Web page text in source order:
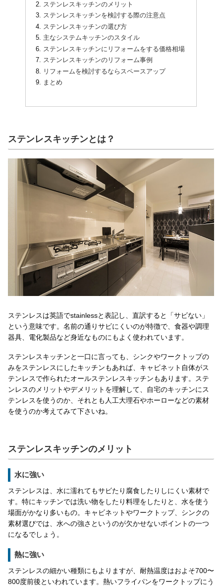
ステンレスキッチンのメリット
ステンレスキッチンを検討する際の注意点
ステンレスキッチンの選び方
主なシステムキッチンのスタイル
ステンレスキッチンにリフォームをする価格相場
ステンレスキッチンのリフォーム事例
リフォームを検討するならスペースアップ
まとめ
ステンレスキッチンとは？
ステンレスは英語でstainlessと表記し、直訳すると「サビない」
という意味です。名前の通りサビにくいのが特徴で、食器や調理
器具、電化製品など身近なものにもよく使われています。
ステンレスキッチンと一口に言っても、シンクやワークトップの
みをステンレスにしたキッチンもあれば、キャビネット自体がス
テンレスで作られたオールステンレスキッチンもあります。ステ
ンレスのメリットやデメリットを理解して、自宅のキッチンにス
テンレスを使うのか、それとも人工大理石やホーローなどの素材
を使うのか考えてみて下さいね。
ステンレスキッチンのメリット
水に強い
ステンレスは、水に濡れてもサビたり腐食したりしにくい素材で
す。特にキッチンでは洗い物をしたり料理をしたりと、水を使う
場面がかなり多いもの。キャビネットやワークトップ、シンクの
素材選びでは、水への強さというのが欠かせないポイントの一つ
になるでしょう。
熱に強い
ステンレスの細かい種類にもよりますが、耐熱温度はおよそ700〜
800度前後といわれています。熱いフライパンをワークトップにう